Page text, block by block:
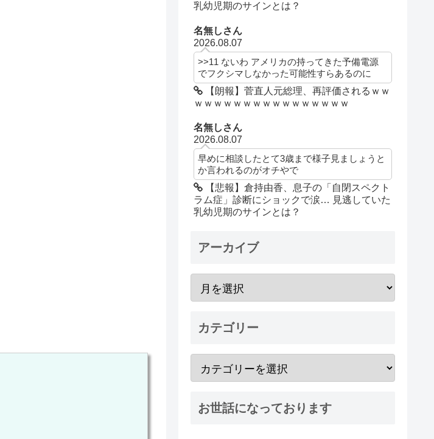
乳幼児期のサインとは？
名無しさん
2026.08.07
>>11 ないわ アメリカの持ってきた予備電源
でフクシマしなかった可能性すらあるのに
【朗報】菅直人元総理、再評価されるｗｗ
ｗｗｗｗｗｗｗｗｗｗｗｗｗｗｗｗ
名無しさん
2026.08.07
早めに相談したとて3歳まで様子見ましょうと
か言われるのがオチやで
【悲報】倉持由香、息子の「自閉スペクト
ラム症」診断にショックで涙… 見逃していた
乳幼児期のサインとは？
アーカイブ
カテゴリー
お世話になっております